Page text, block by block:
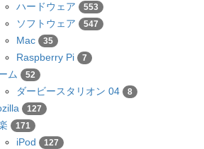
ハードウェア 553
ソフトウェア 547
Mac 35
Raspberry Pi 7
ム 52
ダービースタリオン 04 8
127
171
iPod 127